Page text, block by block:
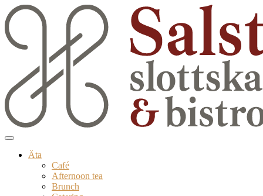
Äta
Café
Afternoon tea
Brunch